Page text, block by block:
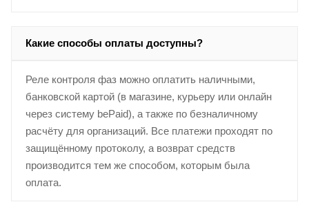
Какие способы оплаты доступны?
Реле контроля фаз можно оплатить наличными,
банковской картой (в магазине, курьеру или онлайн
через систему bePaid), а также по безналичному
расчёту для организаций. Все платежи проходят по
защищённому протоколу, а возврат средств
производится тем же способом, которым была
оплата.